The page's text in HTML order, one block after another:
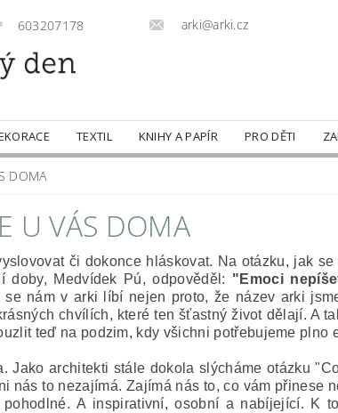
603207178 arki@arki.cz
TEXTIL KNIHY A PAPÍR PRO DĚTI
DOMA
U VÁS DOMA
či dokonce hláskovat. Na otázku, jak
doby, Medvídek Pú, odpověděl: "Emoci
se nám v arki líbí nejen proto, že název arki
chvílích, které ten šťastný život dělají. A
teď na podzim, kdy všichni potřebujeme plno
Jako architekti stále dokola slýcháme otázku
nás to nezajímá. Zajímá nás to, co vám přinese
pohodlné.A inspirativní, osobní a nabíjející. K